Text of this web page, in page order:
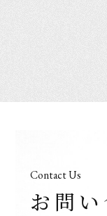
Contact Us
お問